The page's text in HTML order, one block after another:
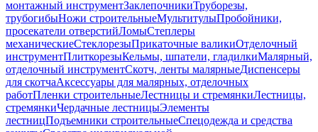
монтажный инструментЗаклепочникиТруборезы,
трубогибыНожи строительныеМультитулыПробойники,
просекатели отверстийЛомыСтеплеры
механическиеСтеклорезыПрикаточные валикиОтделочный
инструментПлиткорезыКельмы, шпатели, гладилкиМалярный,
отделочный инструментСкотч, ленты малярныеДиспенсеры
для скотчаАксессуары для малярных, отделочных
работПленки строительныеЛестницы и стремянкиЛестницы,
стремянкиЧердачные лестницыЭлементы
лестницПодъемники строительныеСпецодежда и средства